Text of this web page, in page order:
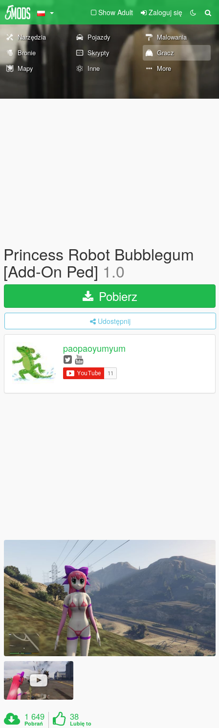
Show Adult Zaloguj się
Narzędzia Pojazdy
Malowania
Bronie
Skrypty
Gracz
Mapy
Inne More
Princess Robot Bubblegum
[Add-On Ped] 1.0
Pobierz
Udostępnij
paopaoyumyum
1 649
Pobrań
38
Lubię to